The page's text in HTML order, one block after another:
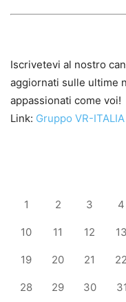
Iscrivetevi al nostro
aggiornati sulle ultime
appassionati come voi!
Link: Gruppo VR-ITALIA
1 2 3 4
10 11 12 13
19 20 21 22
28 29 30 31